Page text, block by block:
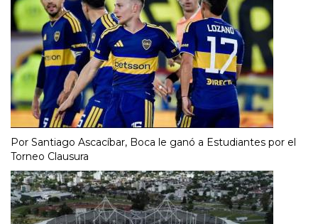
Por Santiago Ascacíbar, Boca le ganó a Estudiantes por el
Torneo Clausura